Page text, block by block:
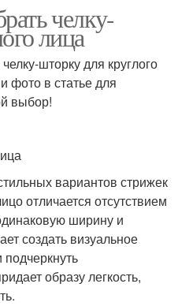
челку-
лица
шторку для круглого
фото в статье для
выбор!
вариантов стрижек
отличается отсутствием
ширину и
создать визуальное
образу легкость,